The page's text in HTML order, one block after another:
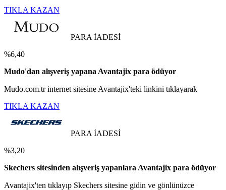
TIKLA KAZAN
PARA İADESİ
%6,40
Mudo'dan alışveriş yapana Avantajix para ödüyor
Mudo.com.tr internet sitesine Avantajix'teki linkini tıklayarak
TIKLA KAZAN
PARA İADESİ
%3,20
Skechers sitesinden alışveriş yapanlara Avantajix para ödüyor
Avantajix'ten tıklayıp Skechers sitesine gidin ve gönlünüzce